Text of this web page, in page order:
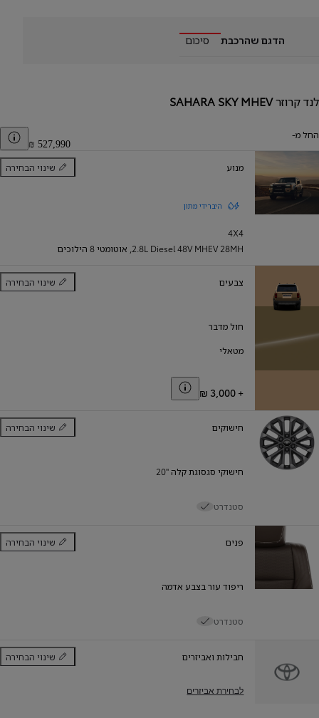
הדגם שהרכבת סיכום
לנד קרוזרSAHARA SKY MHEV
החל מ-
מנוע שינוי הבחירה
מנוע
היברידי מתון
4X4
2.8L Diesel 48V MHEV 28MH אוטומטי 8 הילוכים
צבעים שינוי הבחירה
צבעים
חול מדבר
מטאלי
+
חישוקים שינוי הבחירה
חישוקים
חישוקי סגסוגת קלה "20
סטנדרט
פנים שינוי הבחירה
פנים
ריפוד עור בצבע אדמה
סטנדרט
חבילות ואביזרים שינוי הבחירה
חבילות ואביזרים
לבחירת אביזרים